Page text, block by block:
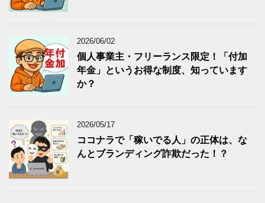
2026/06/02
個人事業主・フリーランス限定！「付加
年金」というお得な制度、知っています
か？
2026/05/17
ココナラで「稼いでる人」の正体は、な
んとブランディング詐欺だった！？